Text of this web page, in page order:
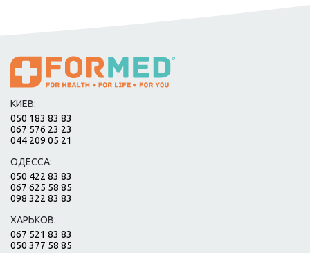
КИЕВ:
050 183 83 83
067 576 23 23
044 209 05 21
ОДЕССА:
050 422 83 83
067 625 58 85
098 322 83 83
ХАРЬКОВ:
067 521 83 83
050 377 58 85